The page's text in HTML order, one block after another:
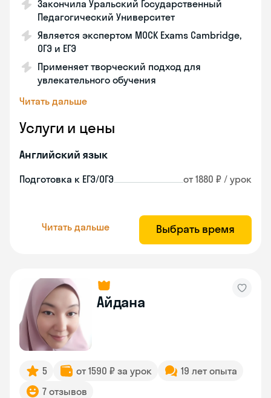
Закончила Уральский Государственный
Педагогический Университет
Является экспертом MOCK Exams Cambridge,
ОГЭ и ЕГЭ
Применяет творческий подход для
увлекательного обучения
Читать дальше
Услуги и цены
Английский язык
Подготовка к ЕГЭ/ОГЭ от 1880 ₽ / урок
Читать дальше Выбрать время
Айдана
5 от 1590 ₽ за урок
19 лет опыта
7 отзывов